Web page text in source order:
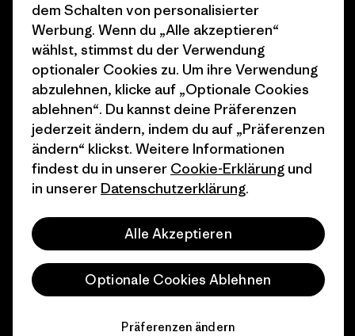
Geschenkgutscheine
Stores in deiner
Nähe
Patagonia Österreich
Seitenverzeichnis
© 2026 Patagonia, Inc. All Rights Reserved.
Deutsch
dem Schalten von personalisierter
Werbung. Wenn du „Alle akzeptieren“
wählst, stimmst du der Verwendung
optionaler Cookies zu. Um ihre Verwendung
abzulehnen, klicke auf „Optionale Cookies
ablehnen“. Du kannst deine Präferenzen
jederzeit ändern, indem du auf „Präferenzen
ändern“ klickst. Weitere Informationen
findest du in unserer Cookie-Erklärung und
in unserer Datenschutzerklärung.
Alle Akzeptieren
Optionale Cookies Ablehnen
Präferenzen ändern